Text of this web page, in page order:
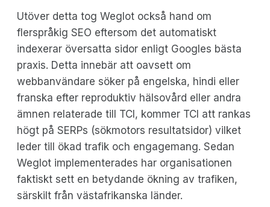
Utöver detta tog Weglot också hand om
flerspråkig SEO eftersom det automatiskt
indexerar översatta sidor enligt Googles bästa
praxis. Detta innebär att oavsett om
webbanvändare söker på engelska, hindi eller
franska efter reproduktiv hälsovård eller andra
ämnen relaterade till TCI, kommer TCI att rankas
högt på SERPs (sökmotors resultatsidor) vilket
leder till ökad trafik och engagemang. Sedan
Weglot implementerades har organisationen
faktiskt sett en betydande ökning av trafiken,
särskilt från västafrikanska länder.